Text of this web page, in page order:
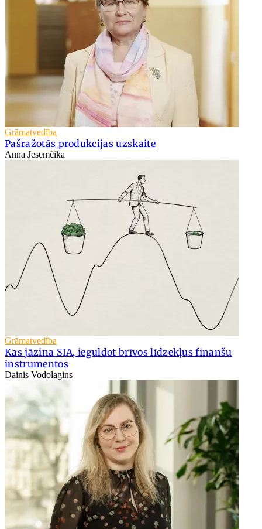
Grāmatvedība
Pašražotās produkcijas uzskaite
Anna Jesemčika
Grāmatvedība
Kas jāzina SIA, ieguldot brīvos līdzekļus finanšu
instrumentos
Dainis Vodolagins